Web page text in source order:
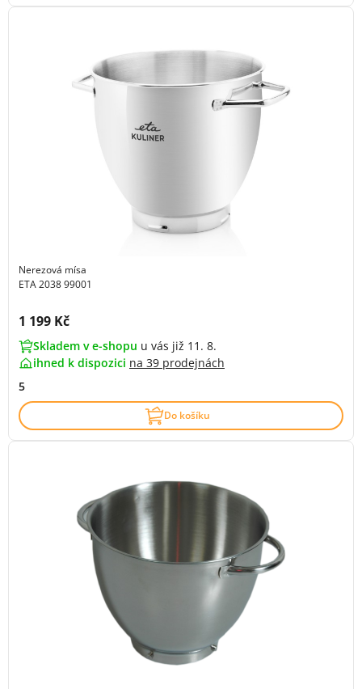
Nerezová mísa
ETA 2038 99001
Cena s DPH:
1 199 Kč
Skladem v e-shopu u vás již 11. 8.
ihned k dispozici na 39 prodejnách
5
Do košíku